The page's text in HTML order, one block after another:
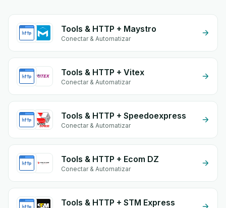
Tools & HTTP + Maystro
Conectar & Automatizar
Tools & HTTP + Vitex
Conectar & Automatizar
Tools & HTTP + Speedoexpress
Conectar & Automatizar
Tools & HTTP + Ecom DZ
Conectar & Automatizar
Tools & HTTP + STM Express